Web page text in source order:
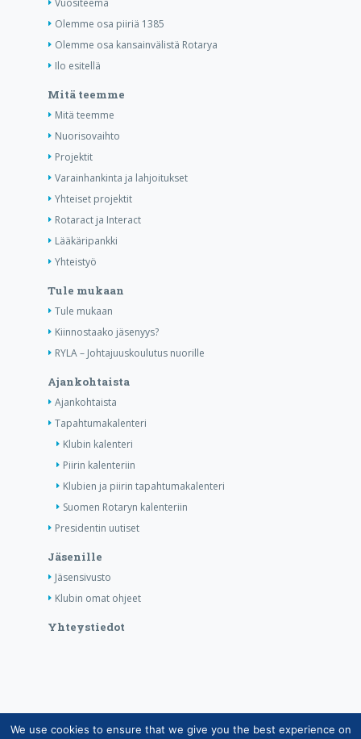
Vuositeema
Olemme osa piiriä 1385
Olemme osa kansainvälistä Rotarya
Ilo esitellä
Mitä teemme
Mitä teemme
Nuorisovaihto
Projektit
Varainhankinta ja lahjoitukset
Yhteiset projektit
Rotaract ja Interact
Lääkäripankki
Yhteistyö
Tule mukaan
Tule mukaan
Kiinnostaako jäsenyys?
RYLA – Johtajuuskoulutus nuorille
Ajankohtaista
Ajankohtaista
Tapahtumakalenteri
Klubin kalenteri
Piirin kalenteriin
Klubien ja piirin tapahtumakalenteri
Suomen Rotaryn kalenteriin
Presidentin uutiset
Jäsenille
Jäsensivusto
Klubin omat ohjeet
Yhteystiedot
Copyright © Suomen Rotarypalvelu ry 2026 |
We use cookies to ensure that we give you the best experience on